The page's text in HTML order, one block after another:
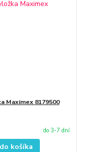
Maximex 8179500
do 3-7 dní
košíka